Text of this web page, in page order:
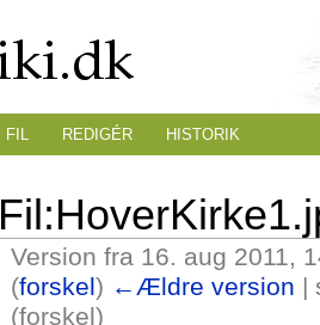
Version fra 16. aug 2011,
(forskel) ←Ældre version |
(forskel)
FIL REDIGÉR HISTORIK